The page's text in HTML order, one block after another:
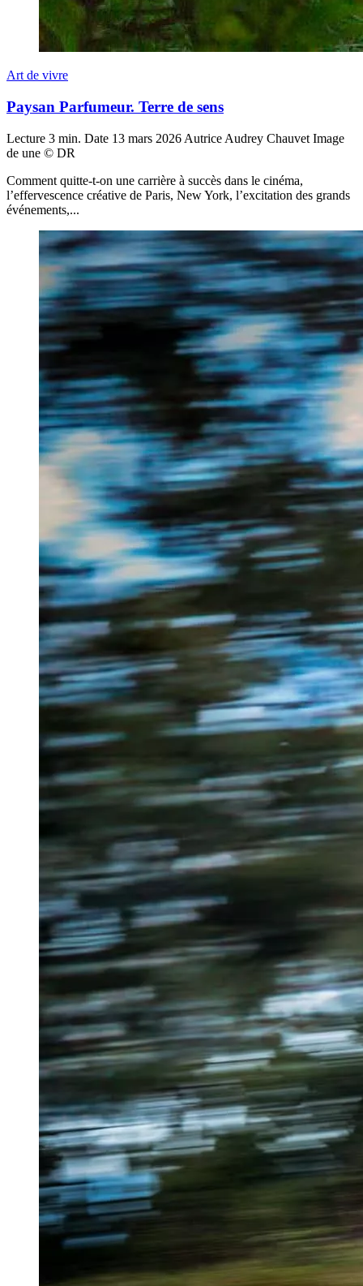
Art de vivre
Paysan Parfumeur. Terre de sens
Lecture 3 min. Date 13 mars 2026 Autrice Audrey Chauvet Image
de une © DR
Comment quitte-t-on une carrière à succès dans le cinéma,
l’effervescence créative de Paris, New York, l’excitation des grands
événements,...